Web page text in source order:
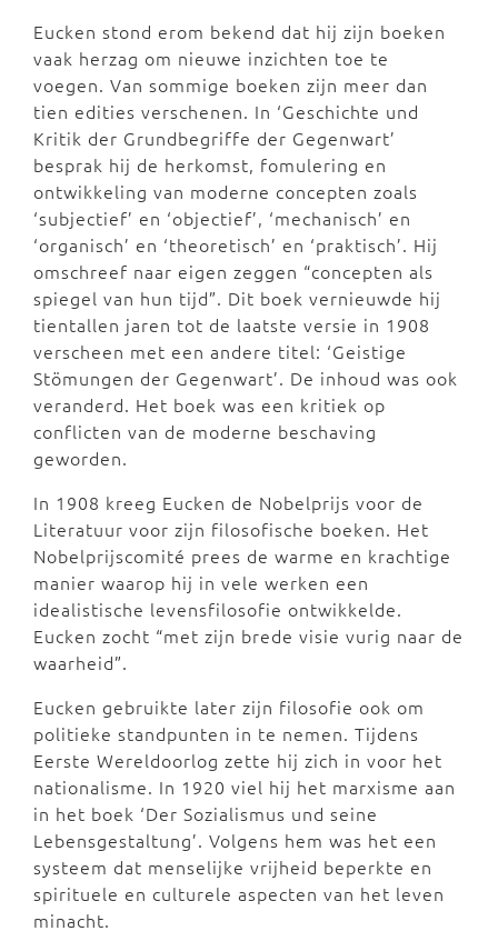
Eucken stond erom bekend dat hij zijn boeken
vaak herzag om nieuwe inzichten toe te
voegen. Van sommige boeken zijn meer dan
tien edities verschenen. In ‘Geschichte und
Kritik der Grundbegriffe der Gegenwart’
besprak hij de herkomst, fomulering en
ontwikkeling van moderne concepten zoals
‘subjectief’ en ‘objectief’, ‘mechanisch’ en
‘organisch’ en ‘theoretisch’ en ‘praktisch’. Hij
omschreef naar eigen zeggen “concepten als
spiegel van hun tijd”. Dit boek vernieuwde hij
tientallen jaren tot de laatste versie in 1908
verscheen met een andere titel: ‘Geistige
Stömungen der Gegenwart’. De inhoud was ook
veranderd. Het boek was een kritiek op
conflicten van de moderne beschaving
geworden.
In 1908 kreeg Eucken de Nobelprijs voor de
Literatuur voor zijn filosofische boeken. Het
Nobelprijscomité prees de warme en krachtige
manier waarop hij in vele werken een
idealistische levensfilosofie ontwikkelde.
Eucken zocht “met zijn brede visie vurig naar de
waarheid”.
Eucken gebruikte later zijn filosofie ook om
politieke standpunten in te nemen. Tijdens
Eerste Wereldoorlog zette hij zich in voor het
nationalisme. In 1920 viel hij het marxisme aan
in het boek ‘Der Sozialismus und seine
Lebensgestaltung’. Volgens hem was het een
systeem dat menselijke vrijheid beperkte en
spirituele en culturele aspecten van het leven
minacht.